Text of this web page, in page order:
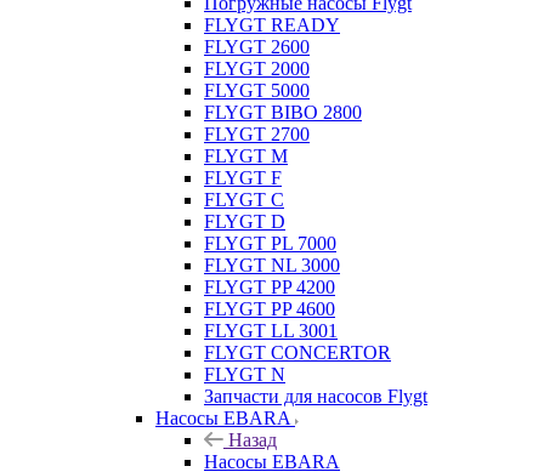
FLYGT READY
FLYGT 2600
FLYGT 2000
FLYGT 5000
FLYGT BIBO 2800
FLYGT 2700
FLYGT M
FLYGT F
FLYGT C
FLYGT D
FLYGT PL 7000
FLYGT NL 3000
FLYGT PP 4200
FLYGT PP 4600
FLYGT LL 3001
FLYGT CONCERTOR
FLYGT N
Запчасти для насосов Flygt
Насосы EBARA
Назад
Насосы EBARA